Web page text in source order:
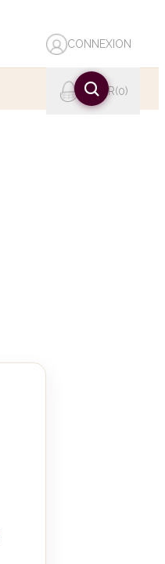
CONNEXION
PANIER 0